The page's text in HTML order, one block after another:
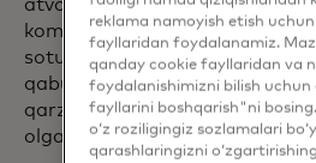
atvor modellarini tanib olish
kompaniyalari, ipoteka
sotuvchilari va banklarga
qabul qilishga yordam
qarzlar va xarajatlar uchun
olgan to'liq xavf profilini
reklama namoyish etish
fayllaridan foydalanamiz.
qanday cookie fayllaridan va
foydalanishimizni bilish
fayllarini boshqarish"ni
o‘z roziligingiz sozlamalari
qarashlaringizni